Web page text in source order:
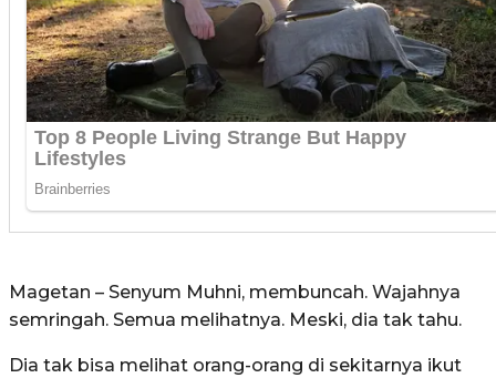
Magetan – Senyum Muhni, membuncah. Wajahnya
semringah. Semua melihatnya. Meski, dia tak tahu.
Dia tak bisa melihat orang-orang di sekitarnya ikut